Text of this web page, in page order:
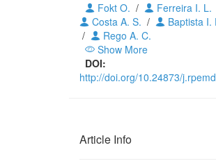
Fokt O. / Ferreira I. L.
Costa A. S. /
Baptista I.
/
Rego A. C.
Show More
DOI:
http://doi.org/10.24873/
Article Info